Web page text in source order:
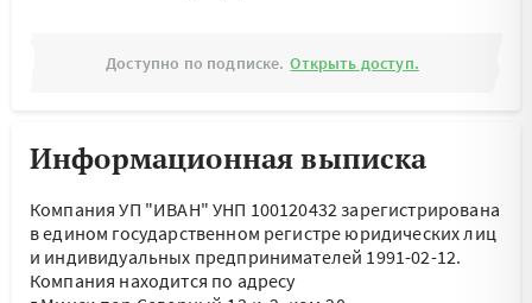
Доступно по подписке. Открыть доступ.
Информационная выписка
Компания УП "ИВАН" УНП 100120432 зарегистрирована
в едином государственном регистре юридических лиц
и индивидуальных предпринимателей 1991-02-12.
Компания находится по адресу